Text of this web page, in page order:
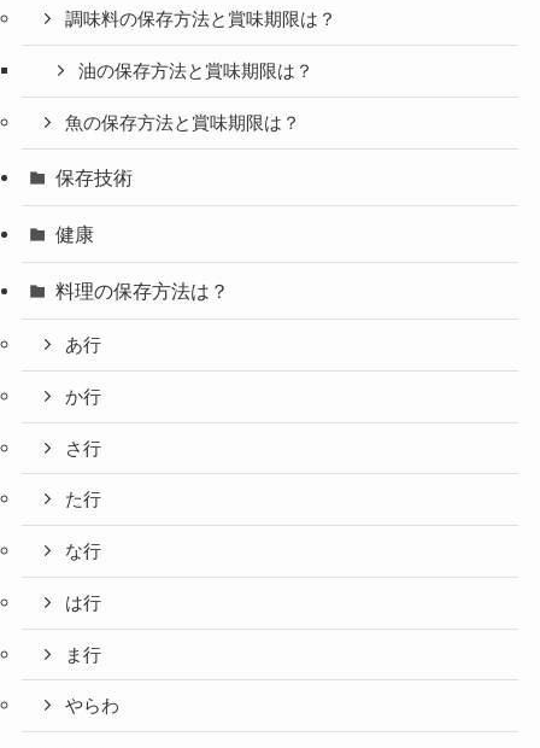
調味料の保存方法と賞味期限は？
油の保存方法と賞味期限は？
魚の保存方法と賞味期限は？
保存技術
健康
料理の保存方法は？
あ行
か行
さ行
た行
な行
は行
ま行
やらわ